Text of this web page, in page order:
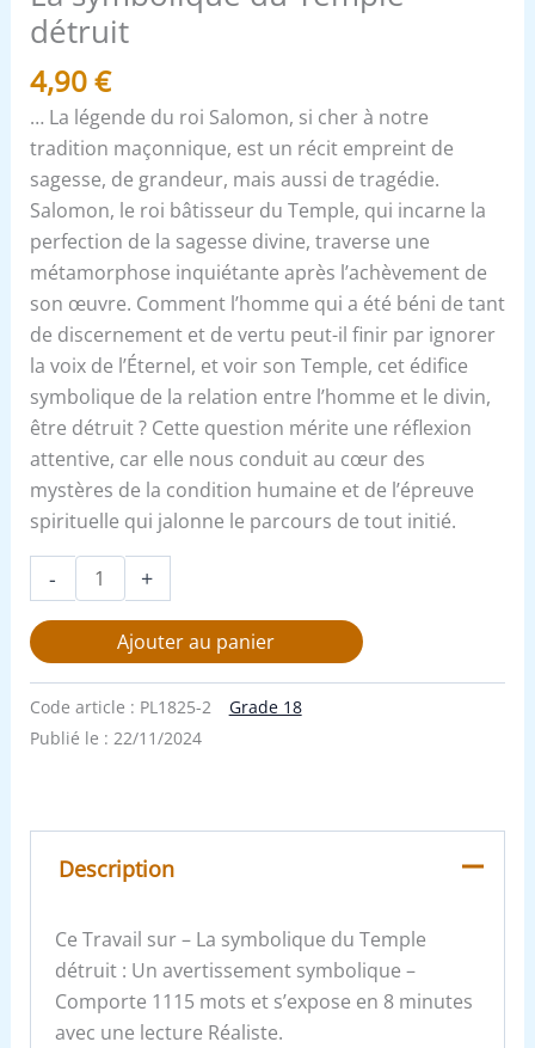
détruit
4,90€
… La légende du roi Salomon, si cher à notre
tradition maçonnique, est un récit empreint de
sagesse, de grandeur, mais aussi de tragédie.
Salomon, le roi bâtisseur du Temple, qui incarne la
perfection de la sagesse divine, traverse une
métamorphose inquiétante après l’achèvement de
son œuvre. Comment l’homme qui a été béni de tant
de discernement et de vertu peut-il finir par ignorer
la voix de l’Éternel, et voir son Temple, cet édifice
symbolique de la relation entre l’homme et le divin,
être détruit ? Cette question mérite une réflexion
attentive, car elle nous conduit au cœur des
mystères de la condition humaine et de l’épreuve
spirituelle qui jalonne le parcours de tout initié.
- +
Ajouter au panier
Code article : PL1825-2
Grade 18
Publié le : 22/11/2024
Description
Ce Travail sur – La symbolique du Temple
détruit : Un avertissement symbolique –
Comporte 1115 mots et s’expose en 8 minutes
avec une lecture Réaliste.